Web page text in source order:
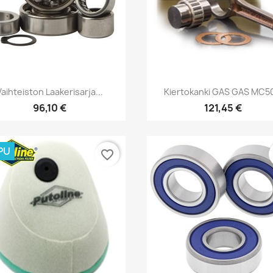
Pikakatselu
Laakerisarja...
96,10 €
Pikakatselu
Kiertokanki GAS GAS
121,45 €
favorite_border